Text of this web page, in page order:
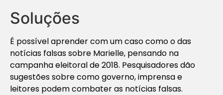
Soluções
É possível aprender com um caso como o das
notícias falsas sobre Marielle, pensando na
campanha eleitoral de 2018. Pesquisadores dão
sugestões sobre como governo, imprensa e
leitores podem combater as notícias falsas.